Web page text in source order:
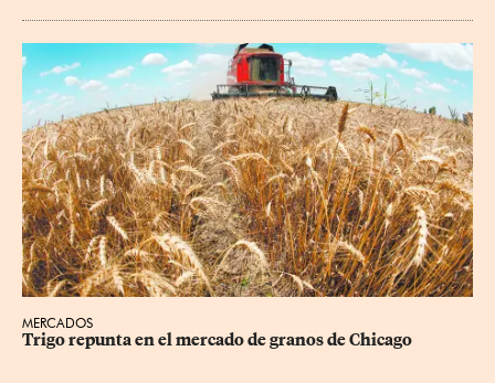
MERCADOS
Trigo repunta en el mercado de granos de Chicago